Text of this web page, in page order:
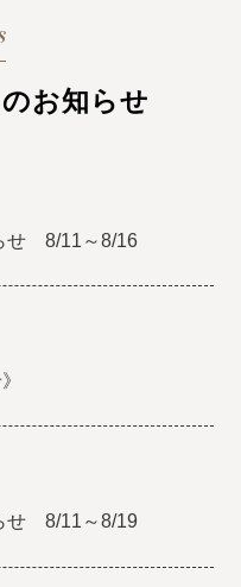
お知らせ
せ 8/11～8/16
せ 8/11～8/19